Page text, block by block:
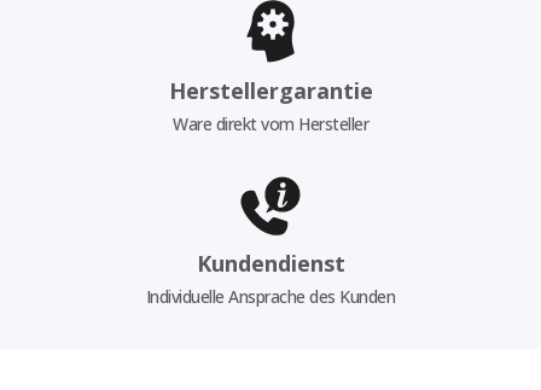
Herstellergarantie
Ware direkt vom Hersteller
Kundendienst
Individuelle Ansprache des Kunden